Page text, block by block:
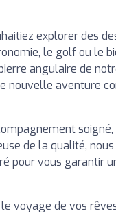
explorer des
le golf ou le
angulaire de
nouvelle aventure
soigné,
de la qualité,
pour vous garantir
voyage de vos